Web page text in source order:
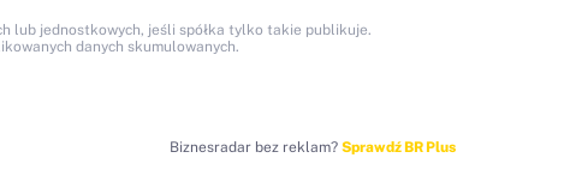
lub jednostkowych, jeśli spółka tylko takie publikuje.
danych skumulowanych.
Biznesradar bez reklam? Sprawdź BR Plus